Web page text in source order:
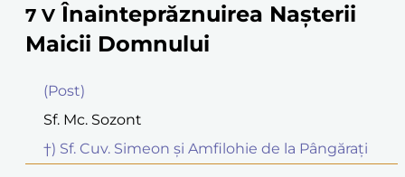
7 V Înainteprăznuirea Naşterii
Maicii Domnului
(Post)
Sf. Mc. Sozont
†) Sf. Cuv. Simeon şi Amfilohie de la Pângăraţi